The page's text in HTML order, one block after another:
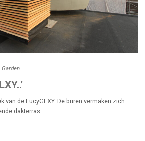
Garden
van de LucyGLXY. De buren vermaken zich
dakterras.